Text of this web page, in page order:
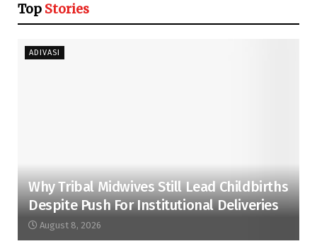
Top Stories
ADIVASI
Why Tribal Midwives Still Lead Childbirths
Despite Push For Institutional Deliveries
August 8, 2026